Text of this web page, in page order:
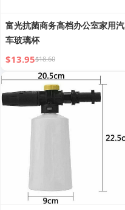
富光抗菌商务高档办公室家用汽
车玻璃杯
$13.95$18.60